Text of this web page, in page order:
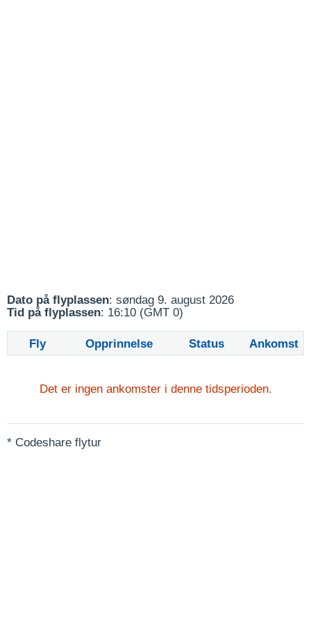
Dato på flyplassen: søndag 9. august 2026
Tid på flyplassen: 16:10 (GMT 0)
Fly Opprinnelse Status Ankomst
Det er ingen ankomster i denne tidsperioden.
* Codeshare flytur